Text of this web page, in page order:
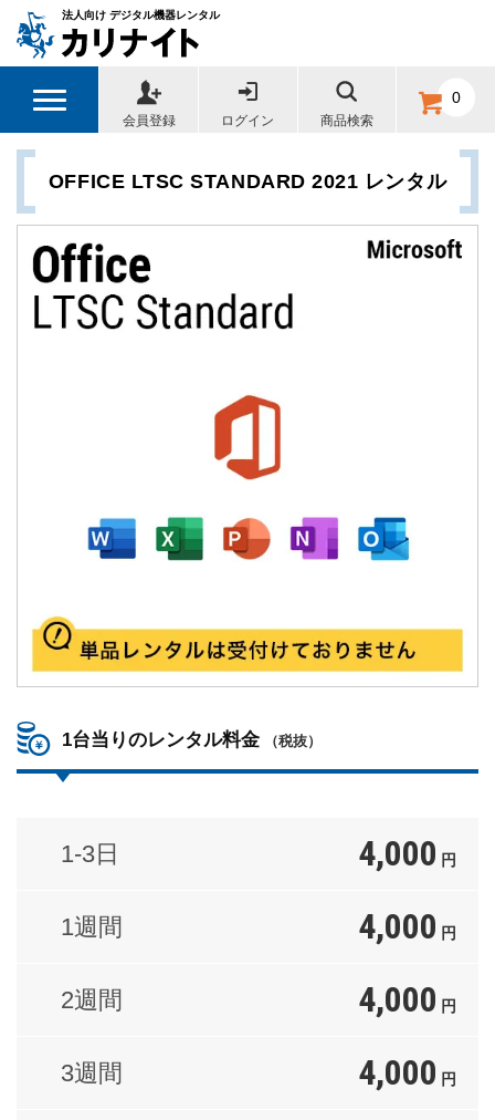
法人向け デジタル機器レンタル
会員登録 ログイン 商品検索
0
OFFICE LTSC STANDARD 2021 レンタル
1台当りのレンタル料金 （税抜）
1-3日 4,000 円
1週間 4,000 円
2週間 4,000 円
3週間 4,000 円